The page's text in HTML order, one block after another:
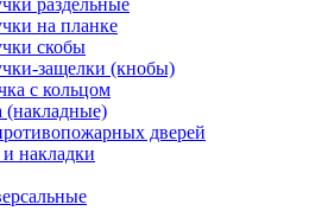
на планке
скобы
защелки (кнобы)
с кольцом
(накладные)
дверей
накладки